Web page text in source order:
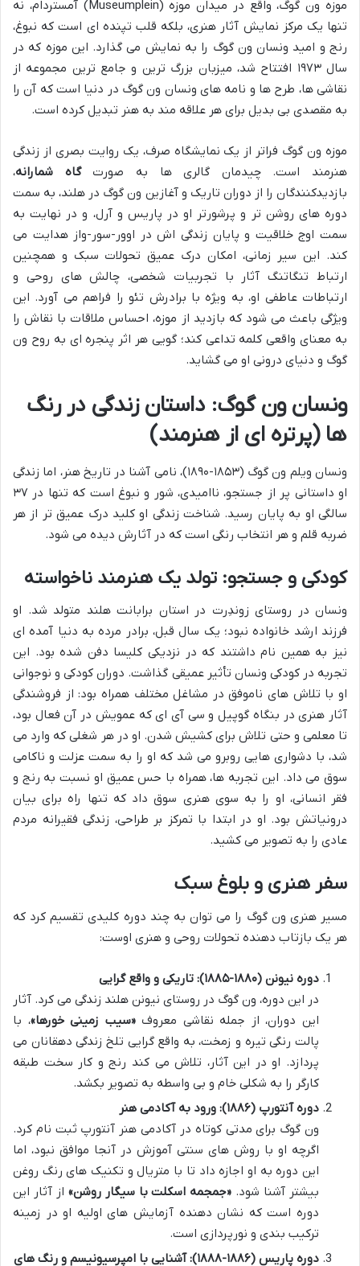
موزه ون گوگ، واقع در میدان موزه (Museumplein) آمستردام، نه
تنها یک مرکز نمایش آثار هنری، بلکه قلب تپنده ای است که نبوغ،
رنج و امید ونسان ون گوگ را به نمایش می گذارد. این موزه که در
سال ۱۹۷۳ افتتاح شد، میزبان بزرگ ترین و جامع ترین مجموعه از
نقاشی ها، طرح ها و نامه های ونسان ون گوگ در دنیا است که آن را
به مقصدی بی بدیل برای هر علاقه مند به هنر تبدیل کرده است.
موزه ون گوگ فراتر از یک نمایشگاه صرف، یک روایت بصری از زندگی
هنرمند است. چیدمان گالری ها به صورتگاه شمارانه،
بازدیدکنندگان را از دوران تاریک و آغازین ون گوگ در هلند، به سمت
دوره های روشن تر و پرشورتر او در پاریس و آرل، و در نهایت به
سمت اوج خلاقیت و پایان زندگی اش در اوور-سور-واز هدایت می
کند. این سیر زمانی، امکان درک عمیق تحولات سبک و همچنین
ارتباط تنگاتنگ آثار با تجربیات شخصی، چالش های روحی و
ارتباطات عاطفی او، به ویژه با برادرش تئو را فراهم می آورد. این
ویژگی باعث می شود که بازدید از موزه، احساس ملاقات با نقاش را
به معنای واقعی کلمه تداعی کند؛ گویی هر اثر پنجره ای به روح ون
گوگ و دنیای درونی او می گشاید.
ونسان ون گوگ: داستان زندگی در رنگ
ها (پرتره ای از هنرمند)
ونسان ویلم ون گوگ (۱۸۵۳-۱۸۹۰)، نامی آشنا در تاریخ هنر، اما زندگی
او داستانی پر از جستجو، ناامیدی، شور و نبوغ است که تنها در ۳۷
سالگی او به پایان رسید. شناخت زندگی او کلید درک عمیق تر از هر
ضربه قلم و هر انتخاب رنگی است که در آثارش دیده می شود.
کودکی و جستجو: تولد یک هنرمند ناخواسته
ونسان در روستای زوندِرت در استان برابانت هلند متولد شد. او
فرزند ارشد خانواده نبود؛ یک سال قبل، برادر مرده به دنیا آمده ای
نیز به همین نام داشتند که در نزدیکی کلیسا دفن شده بود. این
تجربه در کودکی ونسان تأثیر عمیقی گذاشت. دوران کودکی و نوجوانی
او با تلاش های ناموفق در مشاغل مختلف همراه بود: از فروشندگی
آثار هنری در بنگاه گوپیل و سی آی ای که عمویش در آن فعال بود،
تا معلمی و حتی تلاش برای کشیش شدن. او در هر شغلی که وارد می
شد، با دشواری هایی روبرو می شد که او را به سمت عزلت و ناکامی
سوق می داد. این تجربه ها، همراه با حس عمیق او نسبت به رنج و
فقر انسانی، او را به سوی هنری سوق داد که تنها راه برای بیان
درونیاتش بود. او در ابتدا با تمرکز بر طراحی، زندگی فقیرانه مردم
عادی را به تصویر می کشید.
سفر هنری و بلوغ سبک
مسیر هنری ون گوگ را می توان به چند دوره کلیدی تقسیم کرد که
هر یک بازتاب دهنده تحولات روحی و هنری اوست:
دوره نیونن (۱۸۸۰-۱۸۸۵): تاریکی و واقع گرایی
در این دوره، ون گوگ در روستای نیونن هلند زندگی می کرد. آثار
این دوران، از جمله نقاشی معروف«سیب زمینی خورها»، با
پالت رنگی تیره و زمخت، به واقع گرایی تلخ زندگی دهقانان می
پردازد. او در این آثار، تلاش می کند رنج و کار سخت طبقه
کارگر را به شکلی خام و بی واسطه به تصویر بکشد.
دوره آنتورپ (۱۸۸۶): ورود به آکادمی هنر
ون گوگ برای مدتی کوتاه در آکادمی هنر آنتورپ ثبت نام کرد.
اگرچه او با روش های سنتی آموزش در آنجا موافق نبود، اما
این دوره به او اجازه داد تا با متریال و تکنیک های رنگ روغن
بیشتر آشنا شود. «جمجمه اسکلت با سیگار روشن» از آثار این
دوره است که نشان دهنده آزمایش های اولیه او در زمینه
ترکیب بندی و نورپردازی است.
دوره پاریس (۱۸۸۶-۱۸۸۸): آشنایی با امپرسیونیسم و رنگ های